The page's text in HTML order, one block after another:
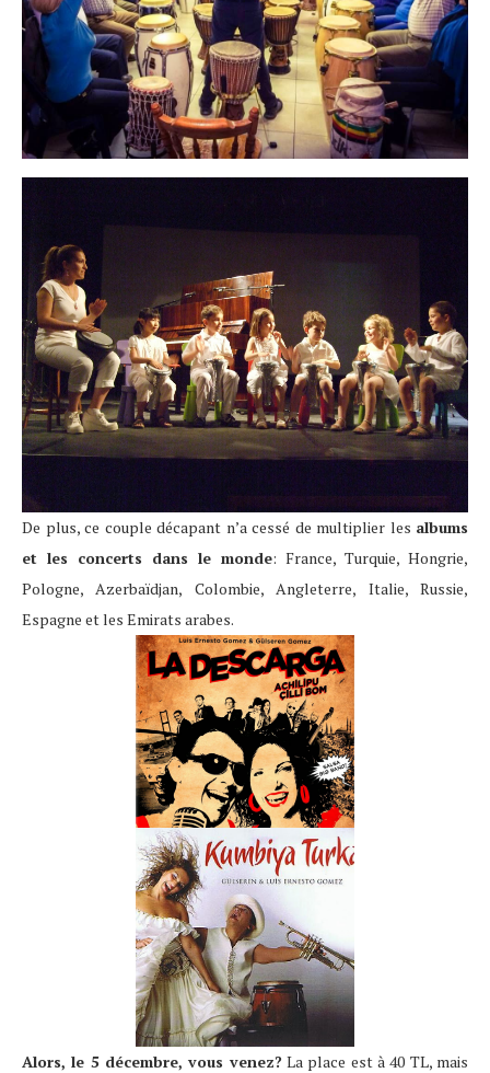
De plus, ce couple décapant n’a cessé de multiplier les albums
et les concerts dans le monde: France, Turquie, Hongrie,
Pologne, Azerbaïdjan, Colombie, Angleterre, Italie, Russie,
Espagne et les Emirats arabes.
Alors, le 5 décembre, vous venez? La place est à 40 TL, mais